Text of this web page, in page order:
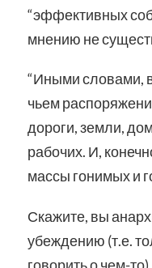
“эффективных
мнению не
“Иными словами,
чьем
дороги, земли,
рабочих. И,
массы гонимых и
Скажите, вы
убеждению (т.е.